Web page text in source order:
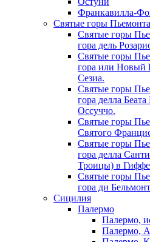
Франкавилла-
Святые горы
Святые горы
гора дель
Святые горы
гора или Новый
Сезиа.
Святые горы
гора делла
Оссуччо.
Святые горы
Святого
Святые горы
гора делла
Троицы) в
Святые горы
гора ди
Сицилия
Палермо
Палермо,
Палермо,